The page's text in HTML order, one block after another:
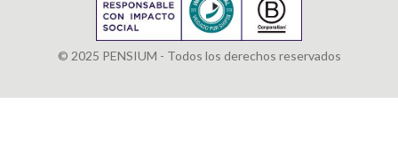
© 2025 PENSIUM - Todos los derechos reservados